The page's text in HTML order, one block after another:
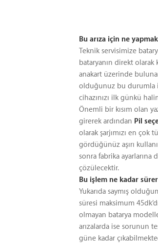
Bu arıza için ne
Teknik servisimize
bataryanın direkt olarak
anakart üzerinde
olduğunuz bu durumla
cihazınızı ilk günkü
Önemli bir kısım olan
girerek ardından Pil
olarak şarjımızı en çok
gördüğünüz aşırı
sonra fabrika
çözülecektir.
Bu işlem ne kadar
Yukarıda saymış
süresi maksimum
olmayan batarya
arızalarda ise sorunun
güne kadar